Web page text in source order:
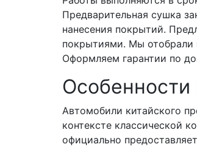
Предварительная сушка
нанесения покрытий.
покрытиями. Мы отобрали
Оформляем гарантии по
Особенности
Автомобили китайского
контексте классической
официально